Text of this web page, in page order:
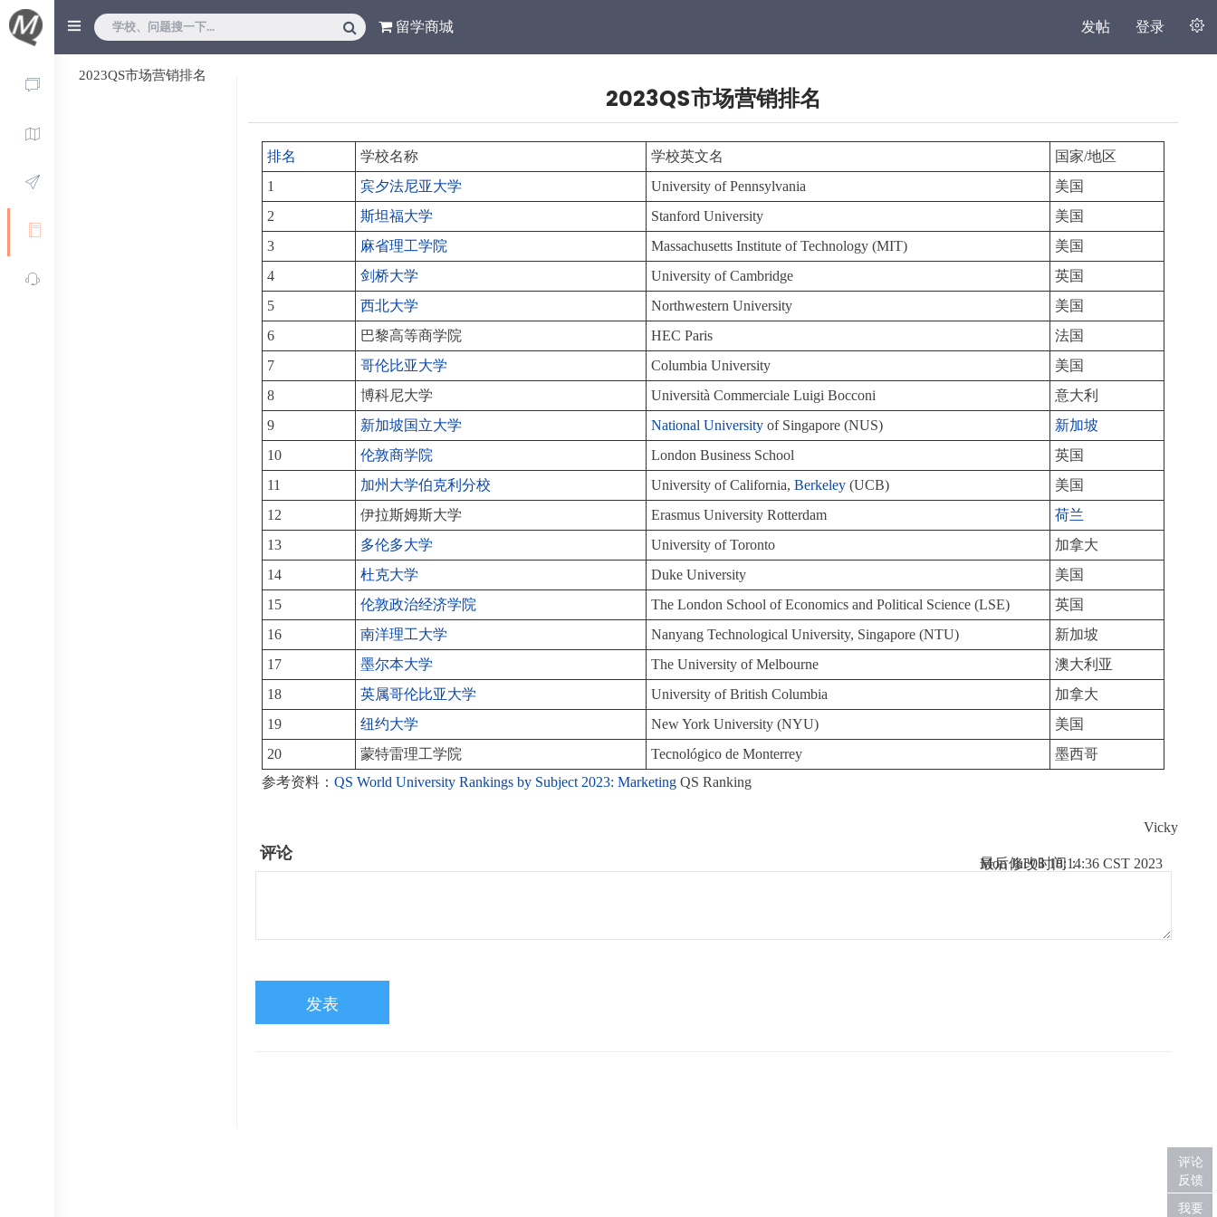
留学商城 发帖 登录
评论
反馈
我要
2023QS市场营销排名
2023QS市场营销排名
排名 学校名称 学校英文名
国家/地区
1
宾夕法尼亚大学 University of Pennsylvania
美国
2
斯坦福大学 Stanford University
美国
3
麻省理工学院 Massachusetts Institute of Technology (MIT)
美国
4
剑桥大学 University of Cambridge
英国
5
西北大学 Northwestern University
美国
6
巴黎高等商学院 HEC Paris
法国
7
哥伦比亚大学 Columbia University
美国
8
博科尼大学 Università Commerciale Luigi Bocconi
意大利
9
新加坡国立大学 National University of Singapore (NUS)
新加坡
10
伦敦商学院 London Business School
英国
11
加州大学伯克利分校 University of California,Berkeley (UCB)
美国
12
伊拉斯姆斯大学 Erasmus University Rotterdam
荷兰
13
多伦多大学 University of Toronto
加拿大
14
杜克大学 Duke University
美国
15
伦敦政治经济学院 The London School of Economics and Political Science (LSE)
英国
16
南洋理工大学 Nanyang Technological University, Singapore (NTU)
新加坡
17
墨尔本大学 The University of Melbourne
澳大利亚
18
英属哥伦比亚大学 University of British Columbia
加拿大
19
纽约大学 New York University (NYU)
美国
20
蒙特雷理工学院 Tecnológico de Monterrey
墨西哥
参考资料：QS World University Rankings by Subject 2023: Marketing QS Ranking
Vicky
Mon Jul 03 18:14:36 CST 2023
最后修改时间：
评论
发表